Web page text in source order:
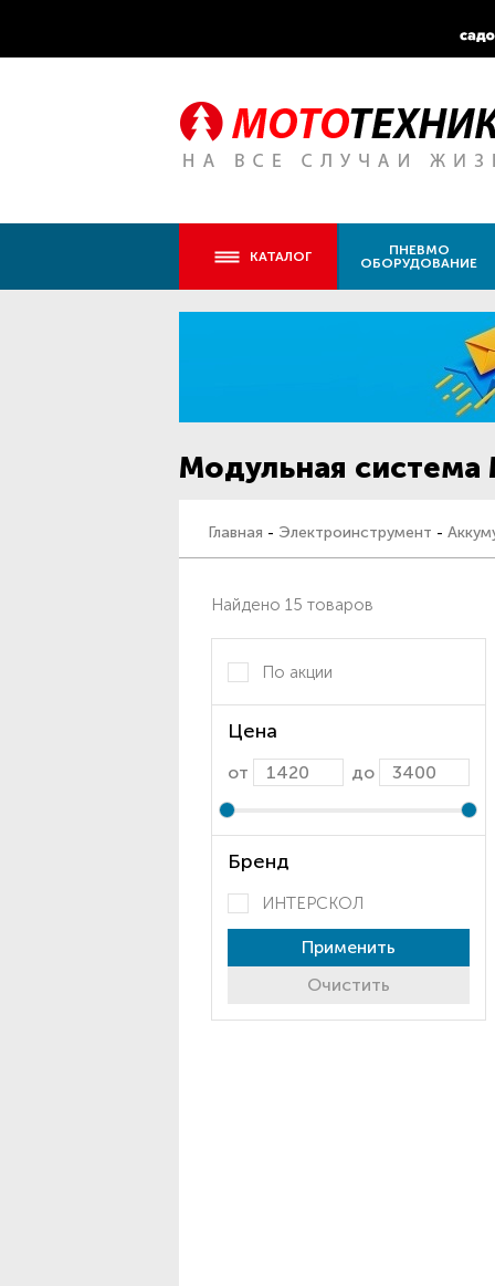
КАТАЛОГ
ПНЕВМО
ОБОРУДОВАНИЕ
Модульная
Главная - Электроинструмент -
Найдено 15 товаров
По акции
Цена
от до
Бренд
ИНТЕРСКОЛ
Применить
Очистить